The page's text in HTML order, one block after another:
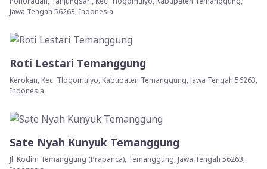
Jawa Tengah 56263, Indonesia
Roti Lestari Temanggung
Kerokan, Kec. Tlogomulyo, Kabupaten Temanggung, Jawa Tengah 56263,
Indonesia
Sate Nyah Kunyuk Temanggung
Jl. Kodim Temanggung (Prapanca), Temanggung, Jawa Tengah 56263,